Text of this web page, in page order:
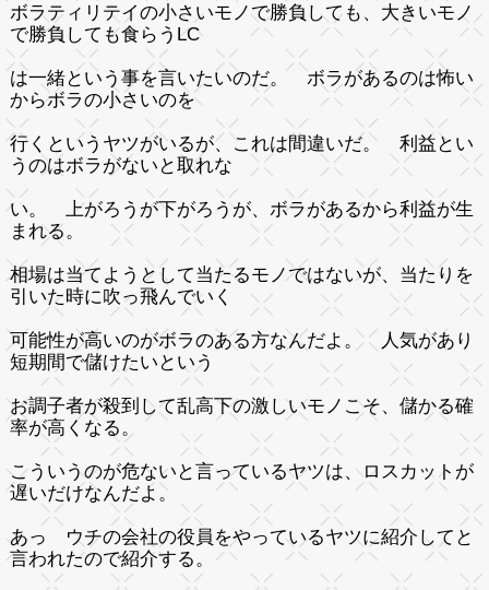
ボラティリテイの小さいモノで勝負しても、大きいモノ
で勝負しても食らうLC
は一緒という事を言いたいのだ。 ボラがあるのは怖い
からボラの小さいのを
行くというヤツがいるが、これは間違いだ。 利益とい
うのはボラがないと取れな
い。 上がろうが下がろうが、ボラがあるから利益が生
まれる。
相場は当てようとして当たるモノではないが、当たりを
引いた時に吹っ飛んでいく
可能性が高いのがボラのある方なんだよ。 人気があり
短期間で儲けたいという
お調子者が殺到して乱高下の激しいモノこそ、儲かる確
率が高くなる。
こういうのが危ないと言っているヤツは、ロスカットが
遅いだけなんだよ。
あっ ウチの会社の役員をやっているヤツに紹介してと
言われたので紹介する。